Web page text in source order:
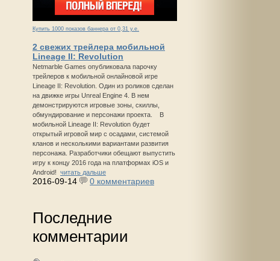
Купить 1000 показов баннера от 0,31 у.е.
2 свежих трейлера мобильной
Lineage II: Revolution
Netmarble Games опубликовала парочку
трейлеров к мобильной онлайновой игре
Lineage II: Revolution. Один из роликов сделан
на движке игры Unreal Engine 4. В нем
демонстрируются игровые зоны, скиллы,
обмундирование и персонажи проекта. В
мобильной Lineage II: Revolution будет
открытый игровой мир с осадами, системой
кланов и несколькими вариантами развития
персонажа. Разработчики обещают выпустить
игру к концу 2016 года на платформах iOS и
Android! читать дальше
2016-09-14 0 комментариев
Последние
комментарии